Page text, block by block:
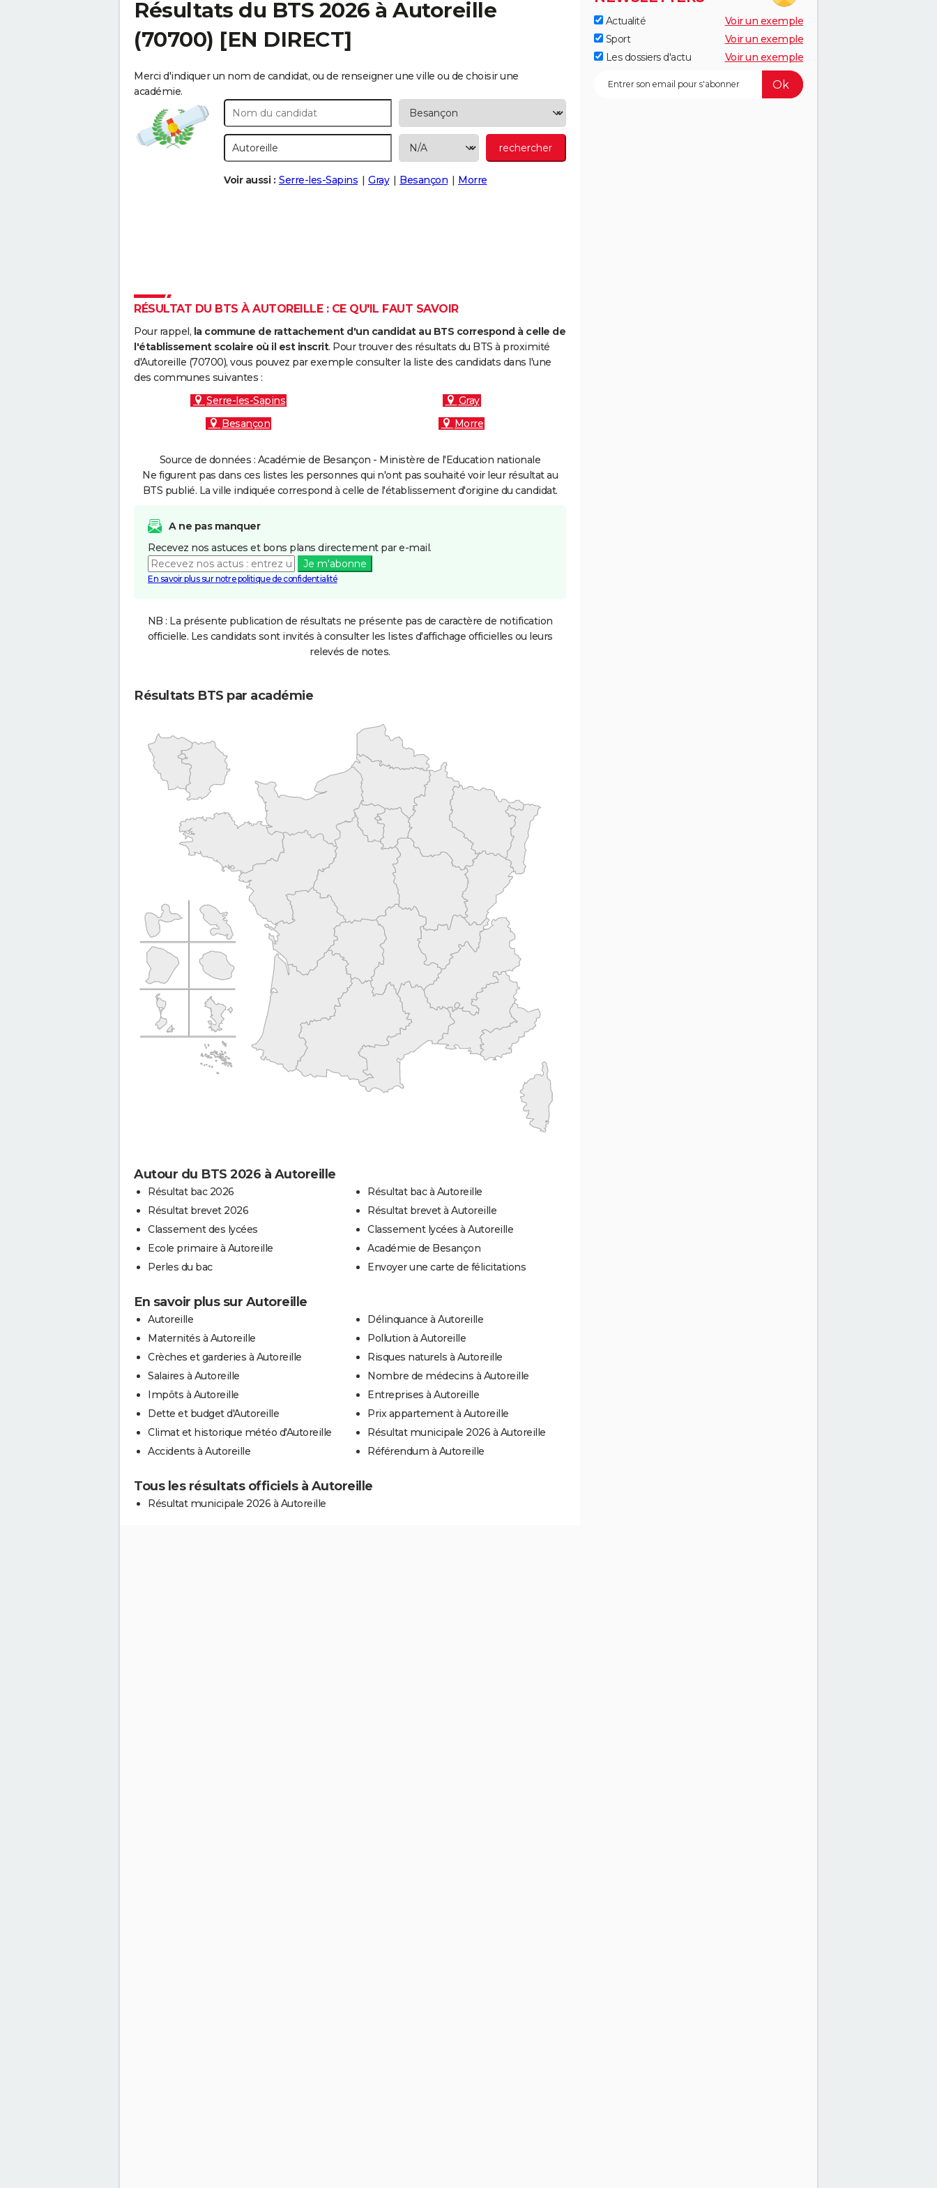
Résultats du BTS 2026 à Autoreille
(70700) [EN DIRECT]
Merci d'indiquer un nom de candidat, ou de renseigner une ville ou de choisir une
académie.
Voir aussi : Serre-les-Sapins Gray Besançon Morre
RÉSULTAT DU BTS À AUTOREILLE : CE QU'IL FAUT SAVOIR
Pour rappel, la commune de rattachement d'un candidat au BTS correspond à celle de
l'établissement scolaire où il est inscrit. Pour trouver des résultats du BTS à proximité
d'Autoreille (70700), vous pouvez par exemple consulter la liste des candidats dans l'une
des communes suivantes :
Serre-les-Sapins
Gray
Besançon
Morre
Source de données : Académie de Besançon - Ministère de l'Education nationale
Ne figurent pas dans ces listes les personnes qui n'ont pas souhaité voir leur résultat au
BTS publié. La ville indiquée correspond à celle de l'établissement d'origine du candidat.
A ne pas manquer
Recevez nos astuces et bons plans directement par e-mail.
Je m'abonne
En savoir plus sur notre politique de confidentialité
NB : La présente publication de résultats ne présente pas de caractère de notification
officielle. Les candidats sont invités à consulter les listes d'affichage officielles ou leurs
relevés de notes.
Résultats BTS par académie
Autour du BTS 2026 à Autoreille
Résultat bac 2026
Résultat brevet 2026
Classement des lycées
Ecole primaire à Autoreille
Perles du bac
Résultat bac à Autoreille
Résultat brevet à Autoreille
Classement lycées à Autoreille
Académie de Besançon
Envoyer une carte de félicitations
En savoir plus sur Autoreille
Autoreille
Maternités à Autoreille
Crèches et garderies à Autoreille
Salaires à Autoreille
Impôts à Autoreille
Dette et budget d'Autoreille
Climat et historique météo d'Autoreille
Accidents à Autoreille
Délinquance à Autoreille
Pollution à Autoreille
Risques naturels à Autoreille
Nombre de médecins à Autoreille
Entreprises à Autoreille
Prix appartement à Autoreille
Résultat municipale 2026 à Autoreille
Référendum à Autoreille
Tous les résultats officiels à Autoreille
Résultat municipale 2026 à Autoreille
Actualité
Voir un exemple
Sport
Voir un exemple
Les dossiers d'actu
Voir un exemple